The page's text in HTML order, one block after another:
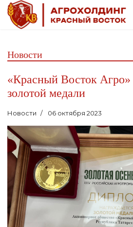
Новости
«Красный Восток Агро»
золотой медали
Новости 06 октября 2023